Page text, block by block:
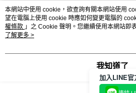
熱門標籤
本網站中使用 cookie，欲查詢有關本網站使用
望在電腦上使用 cookie 時應如何變更電腦的
權條款 」之 Cookie 聲明。您繼續使用本網站即
用條款之 Cookie 聲明使用 cookie。
了解更多 >
我知道了